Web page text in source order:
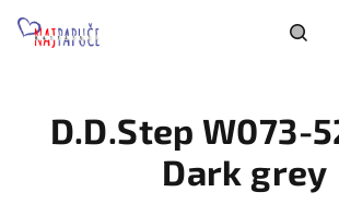
D.D.Step W073-
Dark grey